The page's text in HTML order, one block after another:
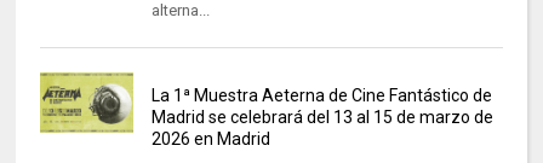
alterna...
La 1ª Muestra Aeterna de Cine Fantástico de
Madrid se celebrará del 13 al 15 de marzo de
2026 en Madrid